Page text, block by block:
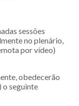
sessões
no plenário,
por vídeo)
obedecerão
o seguinte